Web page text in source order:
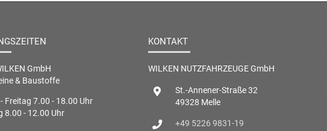
GmbH
& Baustoffe
Freitag 7.00 - 18.00 Uhr
8.00 - 12.00 Uhr
KONTAKT
WILKEN NUTZFAHRZEUGE GmbH
St.-Annener-Straße 32
49328 Melle
+49 5226 9831-19